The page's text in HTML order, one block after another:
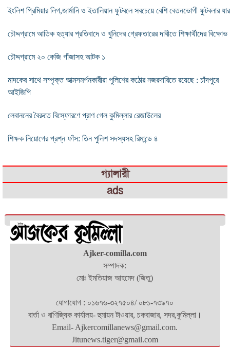
ইংলিশ প্রিমিয়ার লিগ,জার্মানি ও ইতালিয়ান ফুটবলে সবচেয়ে বেশি বেতনভোগী ফুটবলার
চৌদ্দগ্রামে আতিক হত্যার প্রতিবাদে ও খুনিদের গ্রেফতারের দাবীতে শিক্ষার্থীদের বিক্ষোভ
চৌদ্দগ্রামে ২০ কেজি গাঁজাসহ আটক ১
মাদকের সাথে সম্পৃক্ত আত্মসমর্পনকারীরা পুলিশের কঠোর নজরদারিতে রয়েছে : চাঁদপুরে
আইজিপি
লেবাননের বৈরুতে বিস্ফোরণে প্রাণ গেল কুমিল্লার রেজাউলের
শিক্ষক নিয়োগের প্রশ্ন ফাঁস: তিন পুলিশ সদস্যসহ রিমান্ডে ৪
গ্যালারী
ads
Ajker-comilla.com
সম্পাদক:
মোঃ ইমতিয়াজ আহমেদ (জিতু)
যোগাযোগ : ০১৬৭৬-৩২৭৫০৪/ ০৮১-৭৩৯৭০
বার্তা ও বাণিজ্যিক কার্যালয়- হুমায়ন টাওয়ার, চকবাজার, সদর,কুমিল্লা।
Email- Ajkercomillanews@gmail.com.
Jitunews.tiger@gmail.com